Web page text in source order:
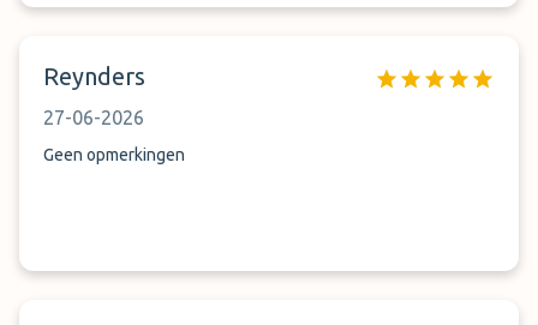
Reynders
27-06-2026
Geen opmerkingen